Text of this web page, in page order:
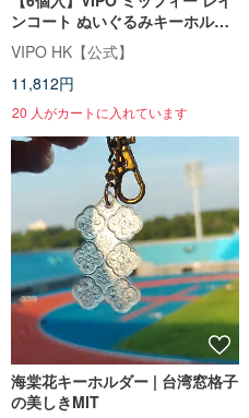
ンコート ぬいぐるみキーホルダ
ー | ブラインドボックス(全7種)
VIPO HK【公式】
11,812円
20 人がカートに入れています
海棠花キーホルダー | 台湾窓格子
の美しきMIT